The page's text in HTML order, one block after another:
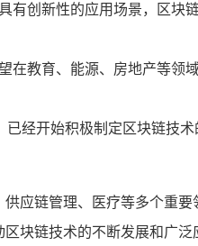
创新性的应用场景，区块
教育、能源、房地产等领
经开始积极制定区块链技
应链管理、医疗等多个重
块链技术的不断发展和广